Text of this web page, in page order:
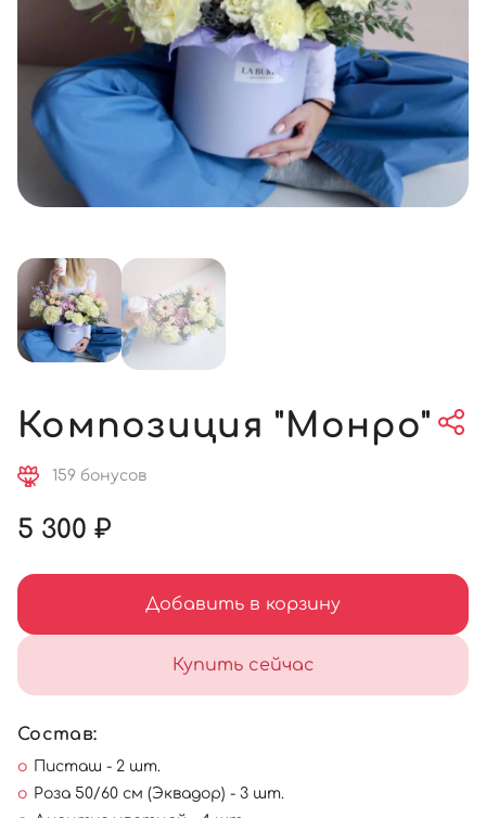
Композиция "Монро"
159 бонусов
5 300 ₽
Добавить в корзину
Купить сейчас
Состав:
Писташ - 2 шт.
Роза 50/60 см (Эквадор) - 3 шт.